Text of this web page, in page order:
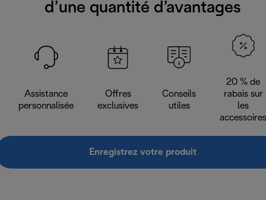
d’une quantité d’avantages
Assistance
personnalisée
Offres
exclusives
Conseils
utiles
20 % de
rabais sur
les
accessoires
Enregistrez votre produit